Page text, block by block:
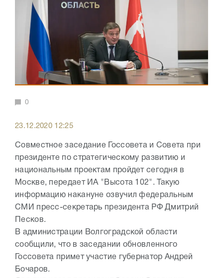
0
23.12.2020 12:25
Совместное заседание Госсовета и Совета при
президенте по стратегическому развитию и
национальным проектам пройдет сегодня в
Москве, передает ИА "Высота 102". Такую
информацию накануне озвучил федеральным
СМИ пресс-секретарь президента РФ Дмитрий
Песков.
В администрации Волгоградской области
сообщили, что в заседании обновленного
Госсовета примет участие губернатор Андрей
Бочаров.